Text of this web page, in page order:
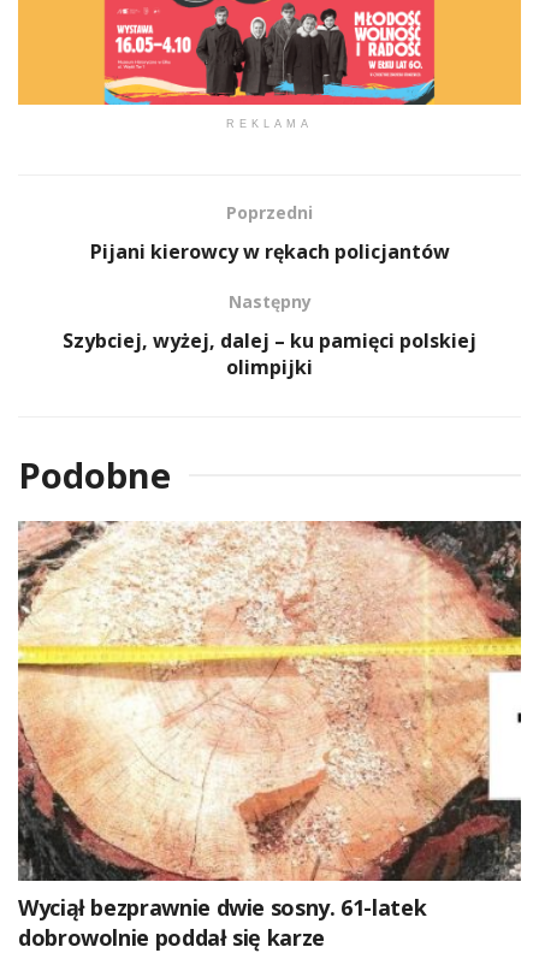
REKLAMA
Poprzedni
Pijani kierowcy w rękach policjantów
Następny
Szybciej, wyżej, dalej – ku pamięci polskiej
olimpijki
Podobne
Wyciął bezprawnie dwie sosny. 61-latek
dobrowolnie poddał się karze